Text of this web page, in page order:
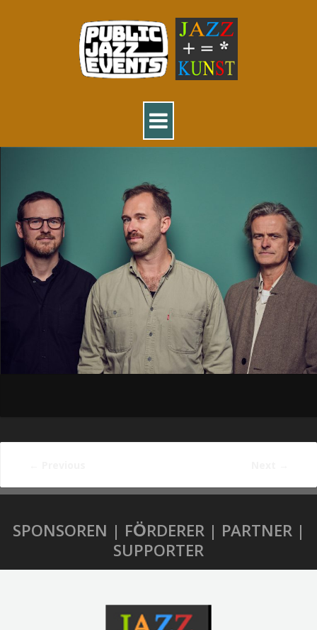
SPONSOREN | FÖRDERER | PARTNER |
SUPPORTER